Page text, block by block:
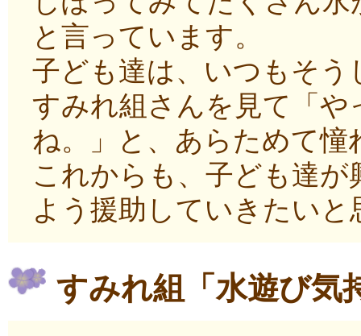
と言っています。
子ども達は、いつもそ
すみれ組さんを見て「
ね。」と、あらためて
これからも、子ども達
よう援助していきたいと
すみれ組「水遊び気